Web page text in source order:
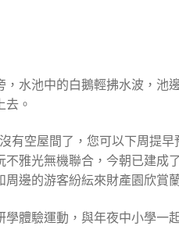
水池中的白鵝輕拂水波，
。
有空屋間了，您可以下周提
雅光無機聯合，今朝已建
邊的游客紛紜來財產園欣賞
體驗運動，與年夜中小學